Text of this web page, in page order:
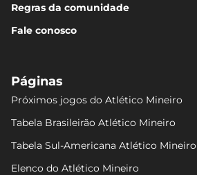
Regras da comunidade
Fale conosco
Páginas
Próximos jogos do Atlético Mineiro
Tabela Brasileirão Atlético Mineiro
Tabela Sul-Americana Atlético Mineiro
Elenco do Atlético Mineiro